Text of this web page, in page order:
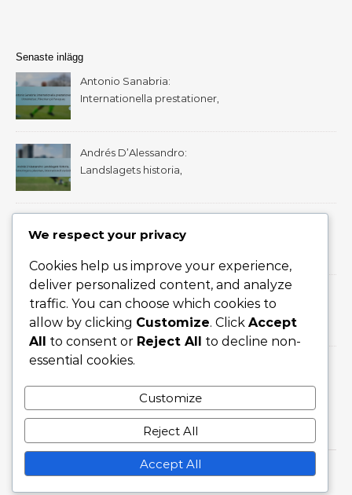
Senaste inlägg
Antonio Sanabria:
Internationella prestationer,
Paraguay
Andrés D’Alessandro:
Landslagets historia,
Internationell statistik
Barndomsupplevelser,
Tidiga klubbar, Viktiga
prestationer
Salvador Cabañas: Påverkan
i internationella matcher, Mål
för Paraguay, Turneringens
höjdpunkter
Miguel Almirón: Bidrag till
Paraguays landslag,
Internationella mål, Stora
turneringar
Graceful Theme byOptima Themes
We respect your privacy
Cookies help us improve your experience,
deliver personalized content, and analyze
traffic. You can choose which cookies to
allow by clicking Customize. Click Accept
All to consent or Reject All to decline non-
essential cookies.
Customize
Reject All
Accept All